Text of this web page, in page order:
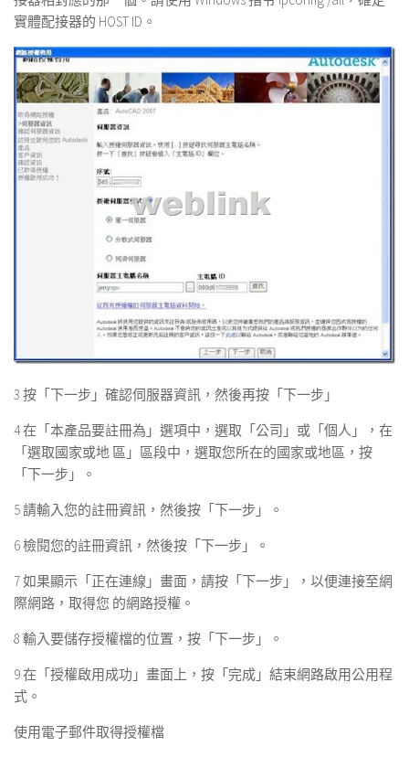
實體配接器的 HOST ID。
3 按「下一步」確認伺服器資訊，然後再按「下一步」
4 在「本產品要註冊為」選項中，選取「公司」或「個人」，在
「選取國家或地 區」區段中，選取您所在的國家或地區，按
「下一步」。
5 請輸入您的註冊資訊，然後按「下一步」。
6 檢閱您的註冊資訊，然後按「下一步」。
7 如果顯示「正在連線」畫面，請按「下一步」，以便連接至網
際網路，取得您 的網路授權。
8 輸入要儲存授權檔的位置，按「下一步」。
9 在「授權啟用成功」畫面上，按「完成」結束網路啟用公用程
式。
使用電子郵件取得授權檔